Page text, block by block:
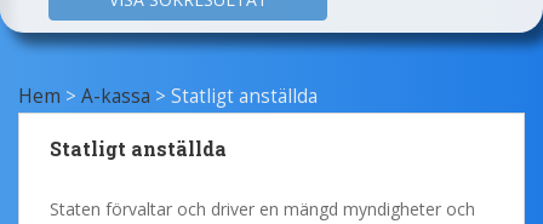
Hem > A-kassa > Statligt anställda
Statligt anställda
Staten förvaltar och driver en mängd myndigheter och